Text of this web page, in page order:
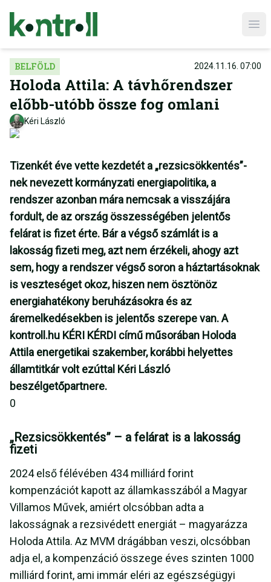
BELFÖLD 2024.11.16. 07:00
Holoda Attila: A távhőrendszer
előbb-utóbb össze fog omlani
Kéri László
Tizenkét éve vette kezdetét a „rezsicsökkentés”-
nek nevezett kormányzati energiapolitika, a
rendszer azonban mára nemcsak a visszájára
fordult, de az ország összességében jelentős
felárat is fizet érte. Bár a végső számlát is a
lakosság fizeti meg, azt nem érzékeli, ahogy azt
sem, hogy a rendszer végső soron a háztartásoknak
is veszteséget okoz, hiszen nem ösztönöz
energiahatékony beruházásokra és az
áremelkedésekben is jelentős szerepe van. A
kontroll.hu KÉRI KÉRDI című műsorában Holoda
Attila energetikai szakember, korábbi helyettes
államtitkár volt ezúttal Kéri László
beszélgetőpartnere.
0
„Rezsicsökkentés” – a felárat is a lakosság
fizeti
2024 első félévében 434 milliárd forint
kompenzációt kapott az államkasszából a Magyar
Villamos Művek, amiért olcsóbban adta a
lakosságnak a rezsivédett energiát – magyarázza
Holoda Attila. Az MVM drágábban veszi, olcsóbban
adja el, a kompenzáció összege éves szinten 1000
milliárd forint, ami immár eléri az egészségügyi